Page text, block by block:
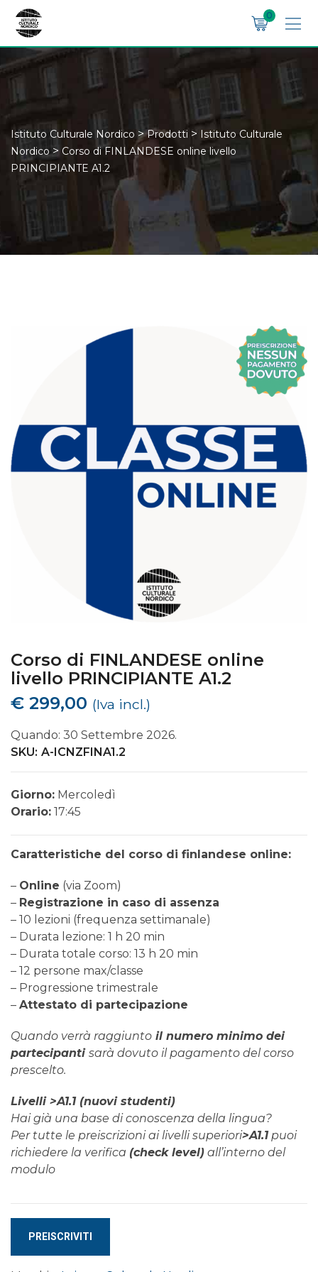
Skip
content
0
Istituto Culturale Nordico >Prodotti > Istituto Culturale
Nordico> Corso di FINLANDESE online livello
PRINCIPIANTE A1.2
Corso di FINLANDESE online
livello PRINCIPIANTE A1.2
€ 299,00 (Iva incl.)
Quando: 30 Settembre 2026.
SKU: A-ICNZFINA1.2
Giorno: Mercoledì
Orario: 17:45
Caratteristiche del corso di finlandese online:
– Online (via Zoom)
– Registrazione in caso di assenza
– 10 lezioni (frequenza settimanale)
– Durata lezione: 1 h 20 min
– Durata totale corso: 13 h 20 min
– 12 persone max/classe
– Progressione trimestrale
– Attestato di partecipazione
Quando verrà raggiunto il numero minimo dei
partecipanti sarà dovuto il pagamento del corso
prescelto.
Livelli >A1.1 (nuovi studenti)
Hai già una base di conoscenza della lingua?
Per tutte le preiscrizioni ai livelli superiori>A1.1puoi
richiedere la verifica (check level) all’interno del
modulo
FINLANDESE
PREISCRIVITI